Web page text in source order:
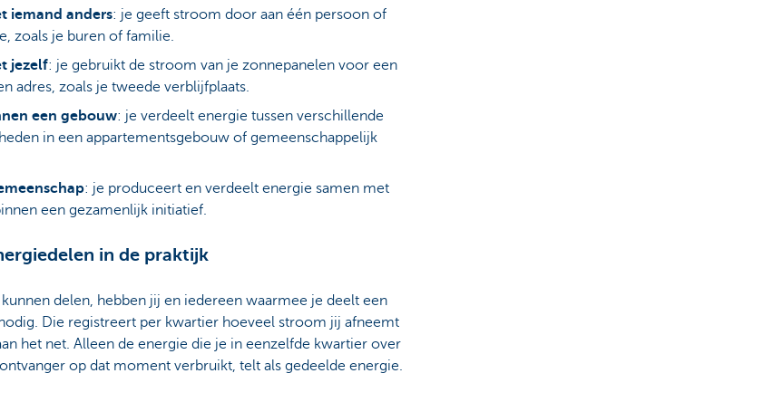
iemand anders: je geeft stroom door aan één persoon of
zoals je buren of familie.
jezelf: je gebruikt de stroom van je zonnepanelen voor een
adres, zoals je tweede verblijfplaats.
een gebouw: je verdeelt energie tussen verschillende
in een appartementsgebouw of gemeenschappelijk
: je produceert en verdeelt energie samen met
een gezamenlijk initiatief.
in de praktijk
delen, hebben jij en iedereen waarmee je deelt een
Die registreert per kwartier hoeveel stroom jij afneemt
het net. Alleen de energie die je in eenzelfde kwartier over
op dat moment verbruikt, telt als gedeelde energie.